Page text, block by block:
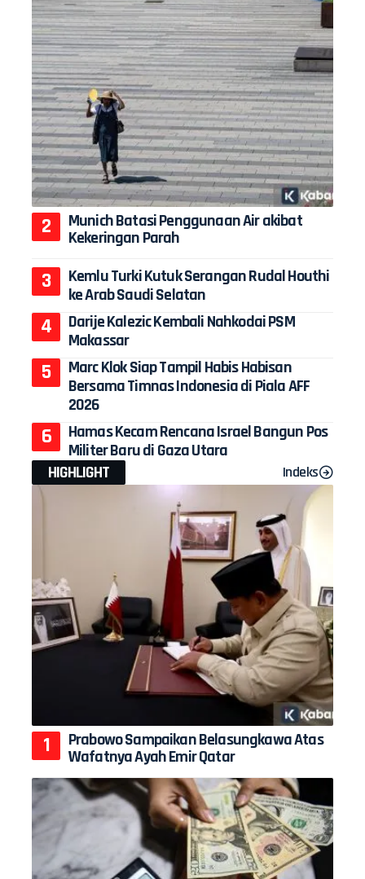
Munich Batasi Penggunaan Air akibat
Kekeringan Parah
Kemlu Turki Kutuk Serangan Rudal Houthi
ke Arab Saudi Selatan
Darije Kalezic Kembali Nahkodai PSM
Makassar
Marc Klok Siap Tampil Habis Habisan
Bersama Timnas Indonesia di Piala AFF
2026
Hamas Kecam Rencana Israel Bangun Pos
Militer Baru di Gaza Utara
HIGHLIGHT
Indeks
Prabowo Sampaikan Belasungkawa Atas
Wafatnya Ayah Emir Qatar